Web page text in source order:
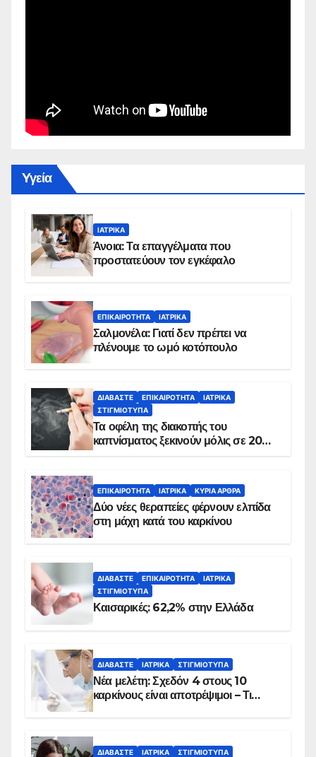
Yγεία
ΙΑΤΡΙΚΆ
Άνοια: Τα επαγγέλματα που
προστατεύουν τον εγκέφαλο
ΕΠΙΚΑΙΡΌΤΗΤΑ ΙΑΤΡΙΚΆ
Σαλμονέλα: Γιατί δεν πρέπει να
πλένουμε το ωμό κοτόπουλο
ΔΙΑΒΆΣΤΕ ΕΠΙΚΑΙΡΌΤΗΤΑ
ΙΑΤΡΙΚΆ
ΣΤΙΓΜΙΌΤΥΠΑ
Τα οφέλη της διακοπής του
καπνίσματος ξεκινούν μόλις σε 20
ΕΠΙΚΑΙΡΌΤΗΤΑ ΙΑΤΡΙΚΆ ΚΥΡΙΑ ΑΡΘΡΑ
Δύο νέες θεραπείες φέρνουν ελπίδα
στη μάχη κατά του καρκίνου
ΔΙΑΒΆΣΤΕ ΕΠΙΚΑΙΡΌΤΗΤΑ
ΙΑΤΡΙΚΆ
ΣΤΙΓΜΙΌΤΥΠΑ
Καισαρικές: 62,2% στην Ελλάδα
ΔΙΑΒΆΣΤΕ ΙΑΤΡΙΚΆ ΣΤΙΓΜΙΌΤΥΠΑ
Νέα μελέτη: Σχεδόν 4 στους 10
καρκίνους είναι αποτρέψιμοι – Τι
ΔΙΑΒΆΣΤΕ ΙΑΤΡΙΚΆ ΣΤΙΓΜΙΌΤΥΠΑ